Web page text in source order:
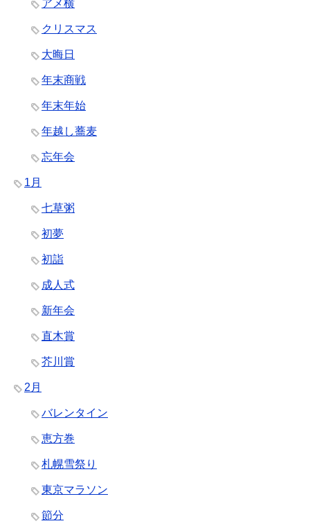
アメ横
クリスマス
大晦日
年末商戦
年末年始
年越し蕎麦
忘年会
1月
七草粥
初夢
初詣
成人式
新年会
直木賞
芥川賞
2月
バレンタイン
恵方巻
札幌雪祭り
東京マラソン
節分